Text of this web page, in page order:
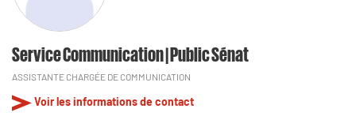
Service Communication | Public Sénat
ASSISTANTE CHARGÉE DE COMMUNICATION
Voir les informations de contact